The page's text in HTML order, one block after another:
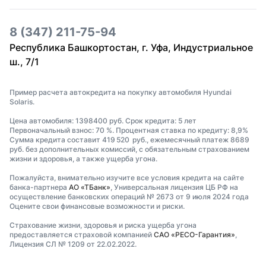
8 (347) 211-75-94
Республика Башкортостан, г. Уфа, Индустриальное
ш., 7/1
Пример расчета автокредита на покупку автомобиля Hyundai
Solaris.
Цена автомобиля: 1398400 руб. Срок кредита: 5 лет
Первоначальный взнос: 70 %. Процентная ставка по кредиту: 8,9%
Сумма кредита составит 419 520 руб., ежемесячный платеж 8689
руб. без дополнительных комиссий, с обязательным страхованием
жизни и здоровья, а также ущерба угона.
Пожалуйста, внимательно изучите все условия кредита на сайте
банка-партнера АО «ТБанк», Универсальная лицензия ЦБ РФ на
осуществление банковских операций № 2673 от 9 июля 2024 года
Оцените свои финансовые возможности и риски.
Страхование жизни, здоровья и риска ущерба угона
предоставляется страховой компанией САО «РЕСО-Гарантия»,
Лицензия СЛ № 1209 от 22.02.2022.